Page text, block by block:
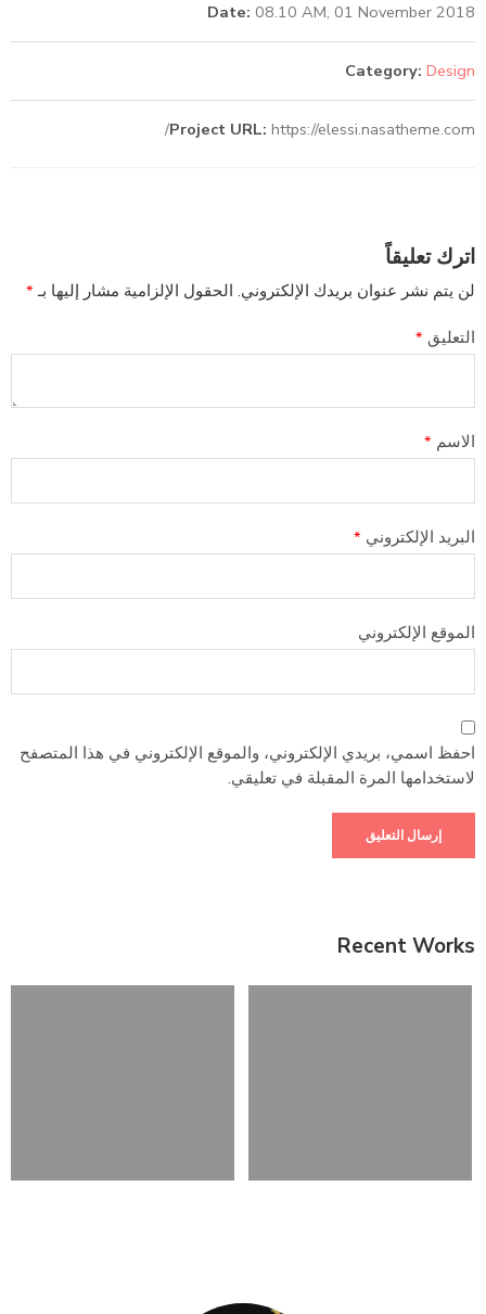
Date: 08.10 AM, 01 November 2018
Category: Design
Project URL: https://elessi.nasatheme.com/
اترك تعليقاً
لن يتم نشر عنوان بريدك الإلكتروني. الحقول الإلزامية مشار إليها بـ *
التعليق *
الاسم *
البريد الإلكتروني *
الموقع الإلكتروني
احفظ اسمي، بريدي الإلكتروني، والموقع الإلكتروني في هذا المتصفح
لاستخدامها المرة المقبلة في تعليقي.
Recent Works